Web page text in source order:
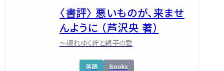
〈書評〉 悪いものが、来ませ
んように （芦沢央 著）
～壊れゆく絆と親子の愛
落語 Books